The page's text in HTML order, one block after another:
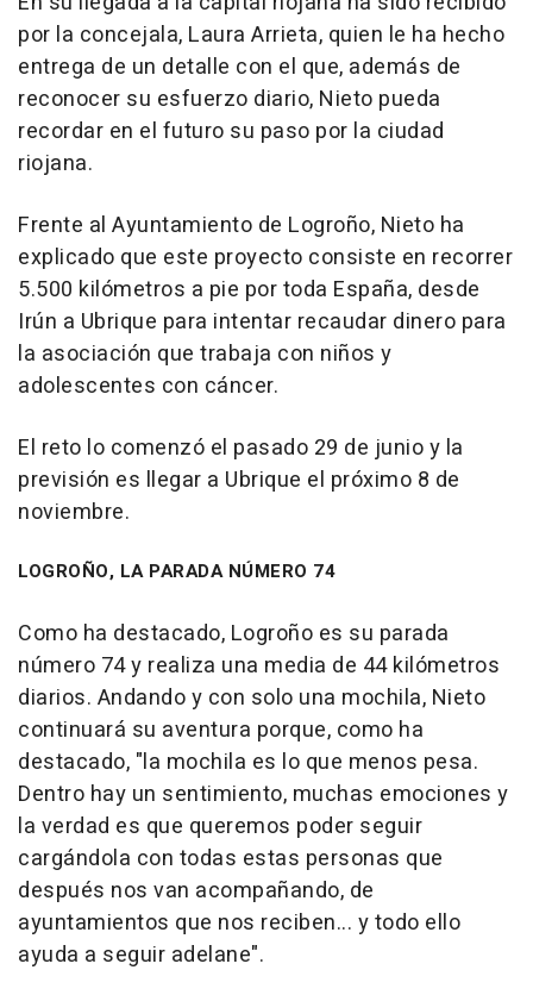
por la concejala, Laura Arrieta, quien le ha hecho
entrega de un detalle con el que, además de
reconocer su esfuerzo diario, Nieto pueda
recordar en el futuro su paso por la ciudad
riojana.
Frente al Ayuntamiento de Logroño, Nieto ha
explicado que este proyecto consiste en recorrer
5.500 kilómetros a pie por toda España, desde
Irún a Ubrique para intentar recaudar dinero para
la asociación que trabaja con niños y
adolescentes con cáncer.
El reto lo comenzó el pasado 29 de junio y la
previsión es llegar a Ubrique el próximo 8 de
noviembre.
LOGROÑO, LA PARADA NÚMERO 74
Como ha destacado, Logroño es su parada
número 74 y realiza una media de 44 kilómetros
diarios. Andando y con solo una mochila, Nieto
continuará su aventura porque, como ha
destacado, "la mochila es lo que menos pesa.
Dentro hay un sentimiento, muchas emociones y
la verdad es que queremos poder seguir
cargándola con todas estas personas que
después nos van acompañando, de
ayuntamientos que nos reciben... y todo ello
ayuda a seguir adelane".